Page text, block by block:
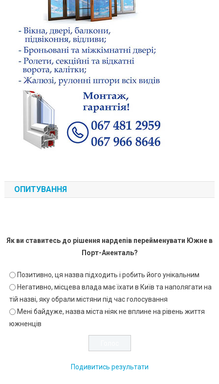
ОПИТУВАННЯ
Як ви ставитесь до рішення нардепів перейменувати Южне в
Порт-Аненталь?
Позитивно, ця назва підходить і робить його унікальним
Негативно, місцева влада має їхати в Київ та наполягати на
тій назві, яку обрали містяни під час голосування
Мені байдуже, назва міста ніяк не вплине на рівень життя
южненців
Подивитись результати